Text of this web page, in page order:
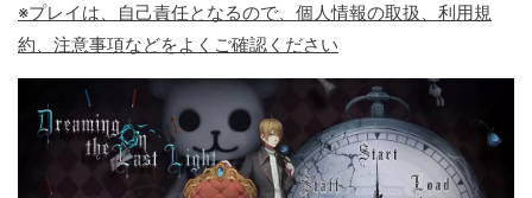
※プレイは、自己責任となるので、個人情報の取扱、利用規
約、注意事項などをよくご確認ください